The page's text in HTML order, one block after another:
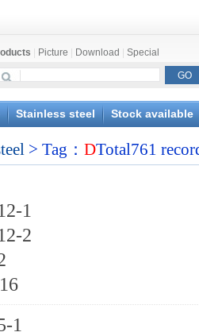
Picture Download Special
Stainless steel Stock available
> Tag： DTotal761
1
2
1